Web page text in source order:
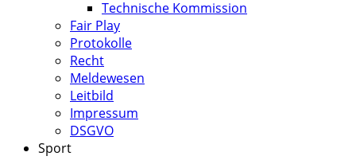
Technische Kommission
Fair Play
Protokolle
Recht
Meldewesen
Leitbild
Impressum
DSGVO
Sport